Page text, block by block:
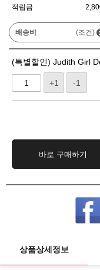
적립금
배송비 (조건)
(특별할인) Judith Girl
+1 -1
바로 구매하기
상품상세정보